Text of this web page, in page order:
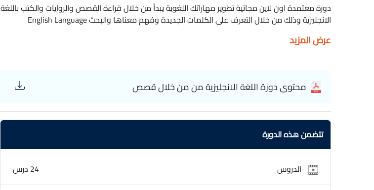
دورة معتمدة اون لاين مجانية تطوير مهاراتك اللغوية يبدأ من خلال قراءة القصص والروايات والكتب باللغة
الانجليزية وذلك من خلال التعرف على الكلمات الجديدة وفهم معناها والبحث English Language
عرض المزيد
محتوى دورة اللغة الانجليزية من من خلال قصص
تتضمن هذه الدورة
الدروس 24 درس